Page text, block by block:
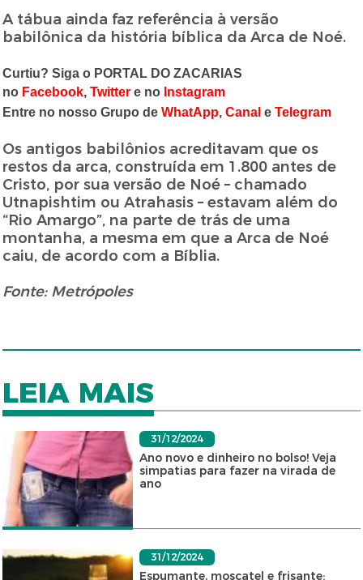
A tábua ainda faz referência à versão
babilônica da história bíblica da Arca de Noé.
Curtiu? Siga o PORTAL DO ZACARIAS
no Facebook,Twitter e no Instagram
Entre no nosso Grupo deWhatApp,Canal eTelegram
Os antigos babilônios acreditavam que os
restos da arca, construída em 1.800 antes de
Cristo, por sua versão de Noé – chamado
Utnapishtim ou Atrahasis – estavam além do
“Rio Amargo”, na parte de trás de uma
montanha, a mesma em que a Arca de Noé
caiu, de acordo com a Bíblia.
Fonte: Metrópoles
LEIA MAIS
31/12/2024
Ano novo e dinheiro no bolso! Veja
simpatias para fazer na virada de
ano
31/12/2024
Espumante, moscatel e frisante: